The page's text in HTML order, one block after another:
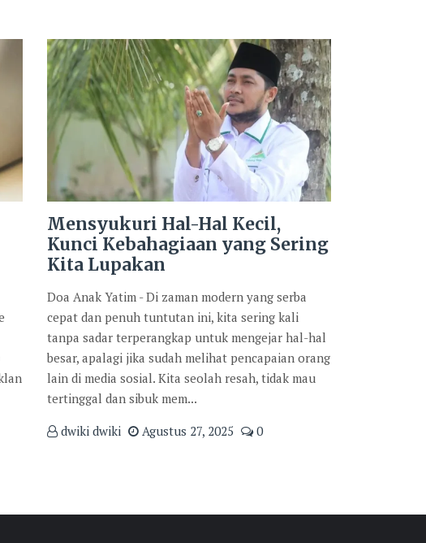
Mensyukuri Hal-Hal Kecil,
Kunci Kebahagiaan yang Sering
Kita Lupakan
Doa Anak Yatim - Di zaman modern yang serba
cepat dan penuh tuntutan ini, kita sering kali
tanpa sadar terperangkap untuk mengejar hal-hal
besar, apalagi jika sudah melihat pencapaian orang
lain di media sosial. Kita seolah resah, tidak mau
tertinggal dan sibuk mem...
dwiki dwiki
Agustus 27, 2025 0